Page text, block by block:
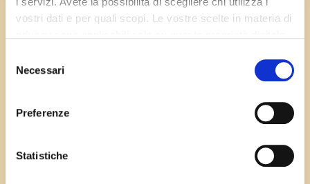
vostri dati e per quali scopi. Le vostre scelte in materia di
modificare o revocare il proprio consenso in qualsiasi
momento dalla Dichiarazione sui cookie o facendo clic
raccogliere informazioni sulla tua posizione
geografica, con un'approssimazione di qualche
delNecessari
Preferenze
Statistiche